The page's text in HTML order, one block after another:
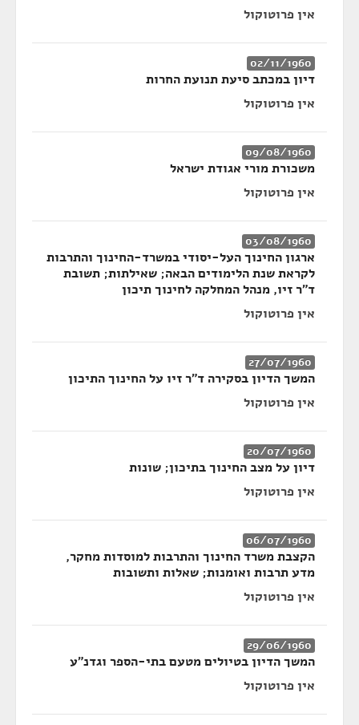
אין פרוטוקול
02/11/1960
דיון במכתב סיעת תנועת החרות
אין פרוטוקול
09/08/1960
משכורת מורי אגודת ישראל
אין פרוטוקול
03/08/1960
ארגון החינוך העל-יסודי במשרד-החינוך והתרבות
לקראת שנת הלימודים הבאה; שאילתות; תשובת
ד"ר זיו, מנהל המחלקה לחינוך תיכון
אין פרוטוקול
27/07/1960
המשך הדיון בסקירה ד"ר זיו על החינוך התיכון
אין פרוטוקול
20/07/1960
דיון על מצב החינוך בתיכון; שונות
אין פרוטוקול
06/07/1960
הקצבת משרד החינוך והתרבות למוסדות מחקר,
מדע תרבות ואומנות; שאלות ותשובות
אין פרוטוקול
29/06/1960
המשך הדיון בטיולים מטעם בתי-הספר וגדנ"ע
אין פרוטוקול